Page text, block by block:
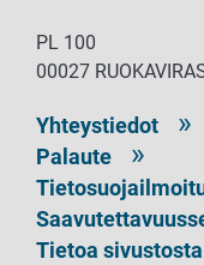
PL 100
00027
Yhteystiedot
Palaute
Tietoa sivustosta